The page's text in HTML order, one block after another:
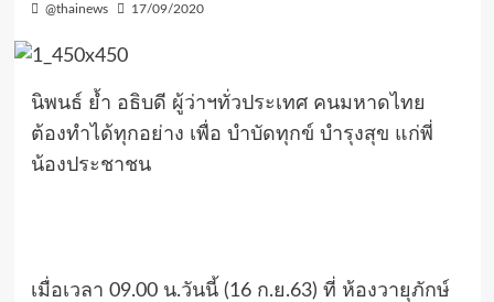
@thainews 17/09/2020
นิพนธ์ ย้ำ อธิบดี ผู้ว่าฯทั่วประเทศ คนมหาดไทย
ต้องทำได้ทุกอย่าง เพื่อ บำบัดทุกข์ บำรุงสุข แก่พี่
น้องประชาชน
เมื่อเวลา 09.00 น.วันนี้ (16 ก.ย.63) ที่ ห้องวายุภักษ์